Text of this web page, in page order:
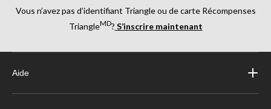
Vous n’avez pas d’identifiant Triangle ou de carte Récompenses
TriangleMD? S’inscrire maintenant
Aide